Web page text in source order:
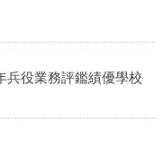
兵役業務評鑑績優學校